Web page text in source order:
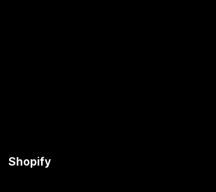
Shopify